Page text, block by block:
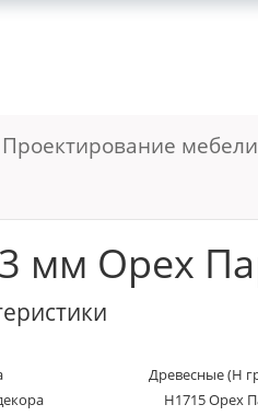
Проектирование мебели
мм Орех
Древесные (Н
H1715 Орех